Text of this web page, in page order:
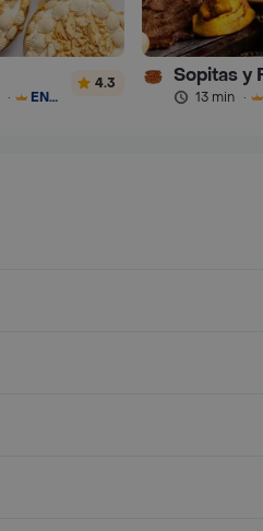
· ENVÍO GRATIS
4.3
13 min ·